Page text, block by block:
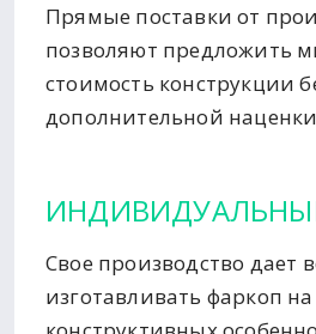
Прямые поставки от
позволяют предложить
стоимость конструкции
дополнительной
Свое производство дает
изготавливать фаркоп